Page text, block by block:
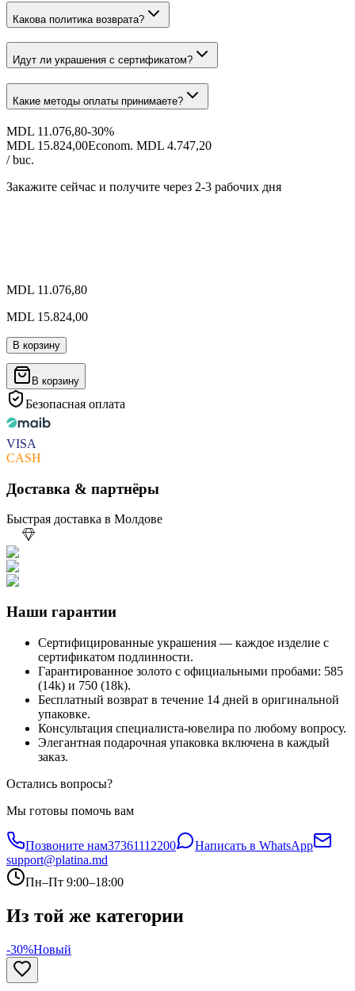
Какова политика возврата?
Идут ли украшения с сертификатом?
Какие методы оплаты принимаете?
MDL 11.076,80-30%
MDL 15.824,00Econom. MDL 4.747,20
/ buc.
Закажите сейчас и получите через 2-3 рабочих дня
MDL 11.076,80
MDL 15.824,00
В корзину
В корзину
Безопасная оплата
VISA
CASH
Доставка & партнёры
Быстрая доставка в Молдове
Наши гарантии
Сертифицированные украшения — каждое изделие с
сертификатом подлинности.
Гарантированное золото с официальными пробами: 585
(14k) и 750 (18k).
Бесплатный возврат в течение 14 дней в оригинальной
упаковке.
Консультация специалиста-ювелира по любому вопросу.
Элегантная подарочная упаковка включена в каждый
заказ.
Остались вопросы?
Мы готовы помочь вам
Позвоните нам37361112200
Написать в WhatsApp
support@platina.md
Пн–Пт 9:00–18:00
Из той же категории
-30%Новый